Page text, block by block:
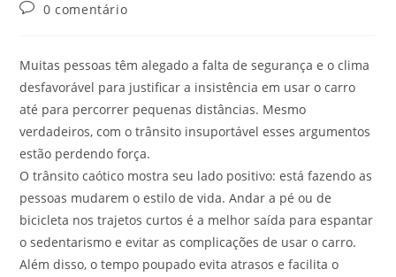
0 comentário
Muitas pessoas têm alegado a falta de segurança e o clima
desfavorável para justificar a insistência em usar o carro
até para percorrer pequenas distâncias. Mesmo
verdadeiros, com o trânsito insuportável esses argumentos
estão perdendo força.
O trânsito caótico mostra seu lado positivo: está fazendo as
pessoas mudarem o estilo de vida. Andar a pé ou de
bicicleta nos trajetos curtos é a melhor saída para espantar
o sedentarismo e evitar as complicações de usar o carro.
Além disso, o tempo poupado evita atrasos e facilita o